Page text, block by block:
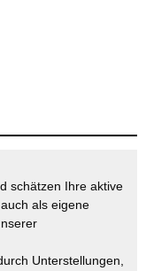
schätzen Ihre aktive
als eigene
Unterstellungen,